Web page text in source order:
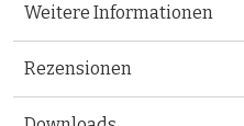
Weitere Informationen
Rezensionen